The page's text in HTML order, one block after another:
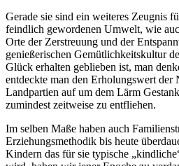
Gerade sie sind ein weiteres Zeugnis
feindlich gewordenen Umwelt, wie
Orte der Zerstreuung und der
genießerischen Gemütlichkeitskultur
Glück erhalten geblieben ist, man
entdeckte man den Erholungswert der
Landpartien auf um dem Lärm
zumindest zeitweise zu entfliehen.
Im selben Maße haben auch
Erziehungsmethodik bis heute
Kindern das für sie typische